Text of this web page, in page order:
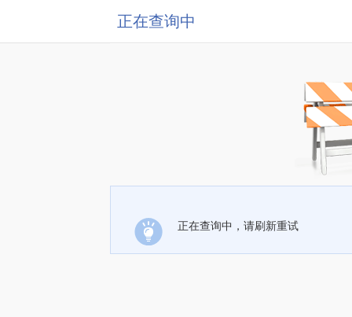
正在查询中
正在查询中，请刷新重试